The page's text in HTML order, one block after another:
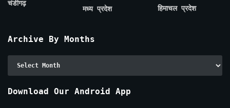
चंडीगढ़
मध्य प्रदेश
हिमाचल प्रदेश
Archive By Months
Download Our Android App